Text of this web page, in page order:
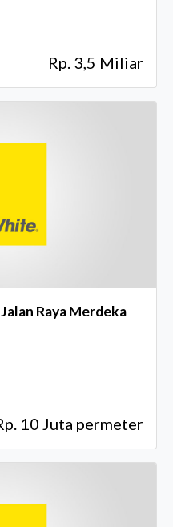
Rp. 3,5 Miliar
Raya Merdeka
10 Juta permeter